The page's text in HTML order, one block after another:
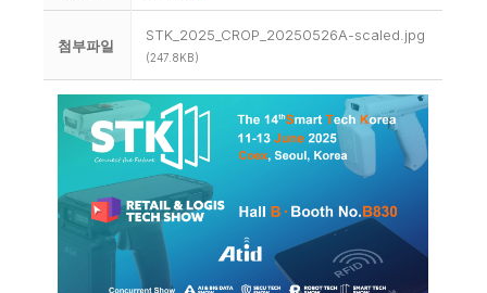
첨부파일
STK_2025_CROP_20250526A-scaled.jpg
(247.8KB)